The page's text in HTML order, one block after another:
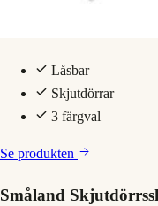
Låsbar
Skjutdörrar
3 färgval
Se produkten
Småland